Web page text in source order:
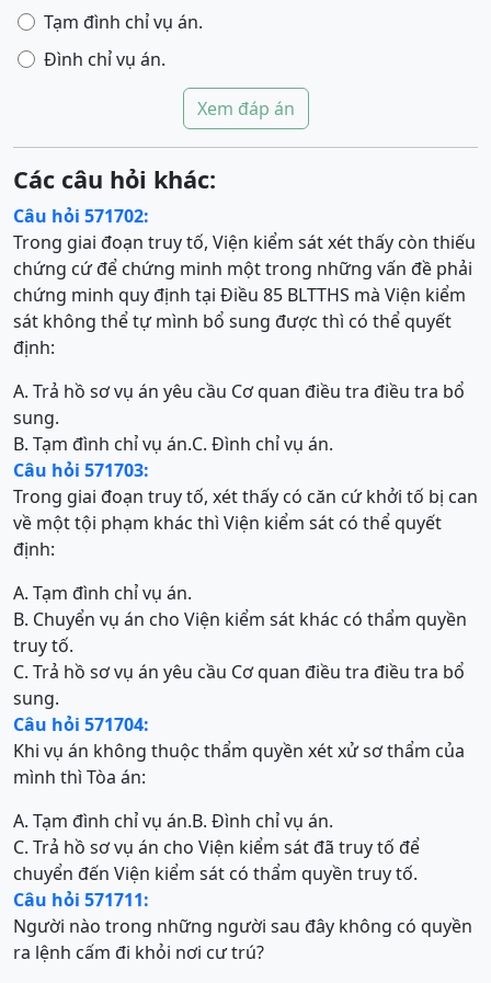
Tạm đình chỉ vụ án.
Đình chỉ vụ án.
Xem đáp án
Các câu hỏi khác:
Câu hỏi 571702:
Trong giai đoạn truy tố, Viện kiểm sát xét thấy còn thiếu
chứng cứ để chứng minh một trong những vấn đề phải
chứng minh quy định tại Điều 85 BLTTHS mà Viện kiểm
sát không thể tự mình bổ sung được thì có thể quyết
định:
A. Trả hồ sơ vụ án yêu cầu Cơ quan điều tra điều tra bổ
sung.
B. Tạm đình chỉ vụ án.C. Đình chỉ vụ án.
Câu hỏi 571703:
Trong giai đoạn truy tố, xét thấy có căn cứ khởi tố bị can
về một tội phạm khác thì Viện kiểm sát có thể quyết
định:
A. Tạm đình chỉ vụ án.
B. Chuyển vụ án cho Viện kiểm sát khác có thẩm quyền
truy tố.
C. Trả hồ sơ vụ án yêu cầu Cơ quan điều tra điều tra bổ
sung.
Câu hỏi 571704:
Khi vụ án không thuộc thẩm quyền xét xử sơ thẩm của
mình thì Tòa án:
A. Tạm đình chỉ vụ án.B. Đình chỉ vụ án.
C. Trả hồ sơ vụ án cho Viện kiểm sát đã truy tố để
chuyển đến Viện kiểm sát có thẩm quyền truy tố.
Câu hỏi 571711:
Người nào trong những người sau đây không có quyền
ra lệnh cấm đi khỏi nơi cư trú?